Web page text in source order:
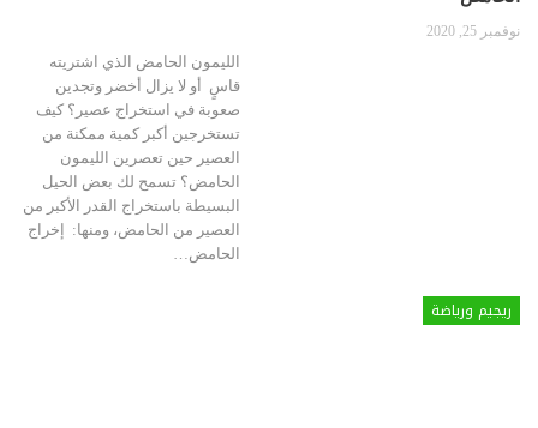
نوفمبر 25, 2020
الليمون الحامض الذي اشتريته
قاسٍ أو لا يزال أخضر وتجدين
صعوبة في استخراج عصير؟ كيف
تستخرجين أكبر كمية ممكنة من
العصير حين تعصرين الليمون
الحامض؟ تسمح لك بعض الحيل
البسيطة باستخراج القدر الأكبر من
العصير من الحامض، ومنها: إخراج
الحامض…
ريجيم ورياضة